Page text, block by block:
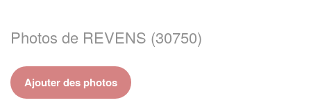
Photos de REVENS (30750)
Ajouter des photos